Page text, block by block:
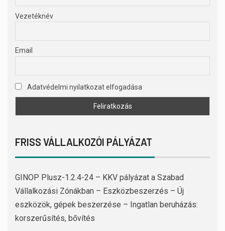
Vezetéknév
Email
Adatvédelmi nyilatkozat elfogadása
FRISS VÁLLALKOZÓI PÁLYÁZAT
GINOP Plusz-1.2.4-24 – KKV pályázat a Szabad
Vállalkozási Zónákban – Eszközbeszerzés – Új
eszközök, gépek beszerzése – Ingatlan beruházás:
korszerűsítés, bővítés